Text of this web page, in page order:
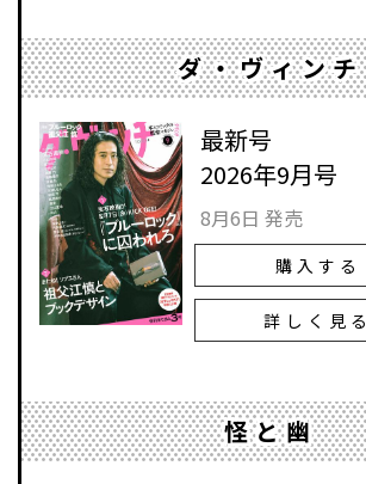
ダ・ヴィンチ
最新号
2026年9月号
8月6日 発売
購入する
詳しく見る
怪と幽